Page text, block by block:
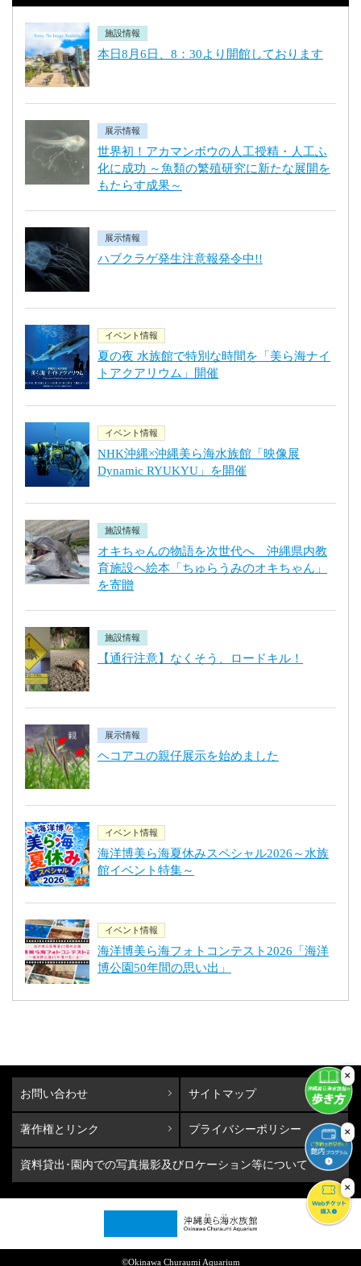
施設情報
本日8月6日、8：30より開館しております
展示情報
世界初！アカマンボウの人工授精・人工ふ
化に成功 ～魚類の繁殖研究に新たな展開を
もたらす成果～
展示情報
ハブクラゲ発生注意報発令中!!
イベント情報
夏の夜 水族館で特別な時間を「美ら海ナイ
トアクアリウム」開催
イベント情報
NHK沖縄×沖縄美ら海水族館「映像展
Dynamic RYUKYU」を開催
施設情報
オキちゃんの物語を次世代へ 沖縄県内教
育施設へ絵本「ちゅらうみのオキちゃん」
を寄贈
施設情報
【通行注意】なくそう、ロードキル！
展示情報
ヘコアユの親仔展示を始めました
イベント情報
海洋博美ら海夏休みスペシャル2026～水族
館イベント特集～
イベント情報
海洋博美ら海フォトコンテスト2026「海洋
博公園50年間の思い出」
×
×
×
お問い合わせ サイトマップ
著作権とリンク プライバシーポリシー
資料貸出･園内での写真撮影及びロケーション等について
©Okinawa Churaumi Aquarium